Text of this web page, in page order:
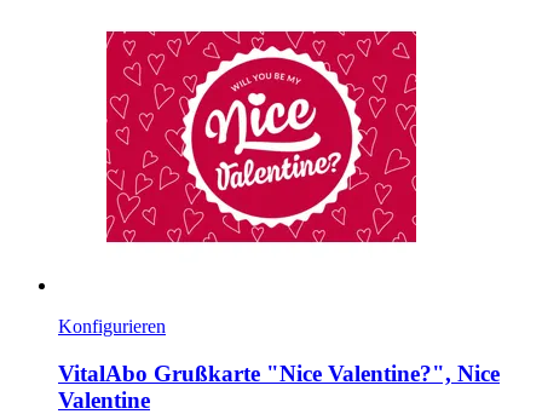
Konfigurieren
VitalAbo Grußkarte "Nice Valentine?", Nice
Valentine